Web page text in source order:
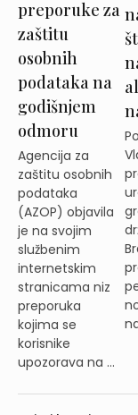
preporuke za
zaštitu
osobnih
podataka na
godišnjem
odmoru
Agencija za
zaštitu osobnih
podataka
(AZOP) objavila
je na svojim
službenim
internetskim
stranicama niz
preporuka
kojima se
korisnike
upozorava na ...